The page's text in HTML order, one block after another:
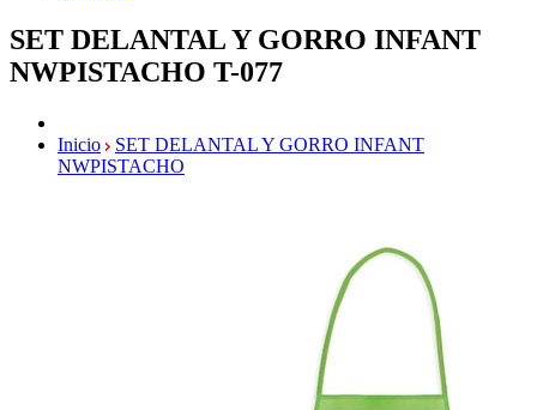
SET DELANTAL Y GORRO INFANT
NWPISTACHO T-077
Inicio
SET DELANTAL Y GORRO INFANT
NWPISTACHO